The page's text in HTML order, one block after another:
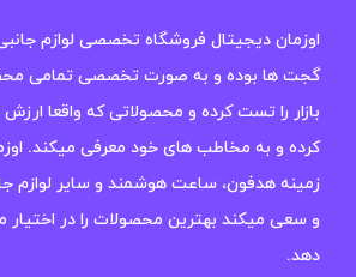
اوزمان دیجیتال فروشگاه تخصصی لوازم
گجت ها بوده و به صورت تخصصی تمامی
بازار را تست کرده و محصولاتی که واقعا ارزش
کرده و به مخاطب های خود معرفی میکند.
زمینه هدفون، ساعت هوشمند و سایر لوازم
و سعی میکند بهترین محصولات را در اختیار
دهد.